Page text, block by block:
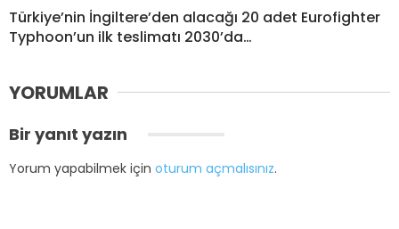
Türkiye’nin İngiltere’den alacağı 20 adet Eurofighter
Typhoon’un ilk teslimatı 2030’da…
YORUMLAR
Bir yanıt yazın
Yorum yapabilmek için oturum açmalısınız.